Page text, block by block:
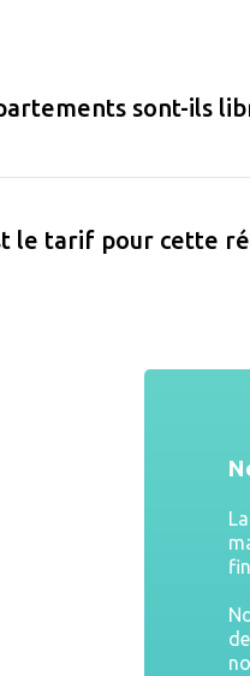
sont-ils
le tarif pour cette